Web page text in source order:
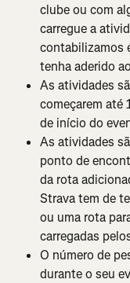
clube ou com
carregue a
contabilizamos
tenha aderido
As atividades
começarem até
de início do
As atividades
ponto de
da rota
Strava tem de
ou uma rota
carregadas
O número de
durante o seu